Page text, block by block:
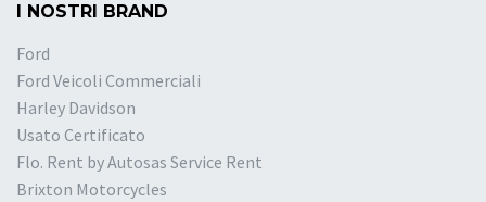
I NOSTRI BRAND
Ford
Ford Veicoli Commerciali
Harley Davidson
Usato Certificato
Flo. Rent by Autosas Service Rent
Brixton Motorcycles